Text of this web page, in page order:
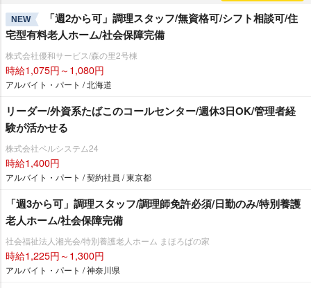
NEW
「週2から可」調理スタッフ/無資格可/シフト相談可/住
宅型有料老人ホーム/社会保障完備
株式会社優和サービス/森の里2号棟
時給1,075円～1,080円
アルバイト・パート / 北海道
リーダー/外資系たばこのコールセンター/週休3日OK/管理者経
験が活かせる
株式会社ベルシステム24
時給1,400円
アルバイト・パート / 契約社員 / 東京都
「週3から可」調理スタッフ/調理師免許必須/日勤のみ/特別養護
老人ホーム/社会保障完備
社会福祉法人湘光会/特別養護老人ホーム まほろばの家
時給1,225円～1,300円
アルバイト・パート / 神奈川県